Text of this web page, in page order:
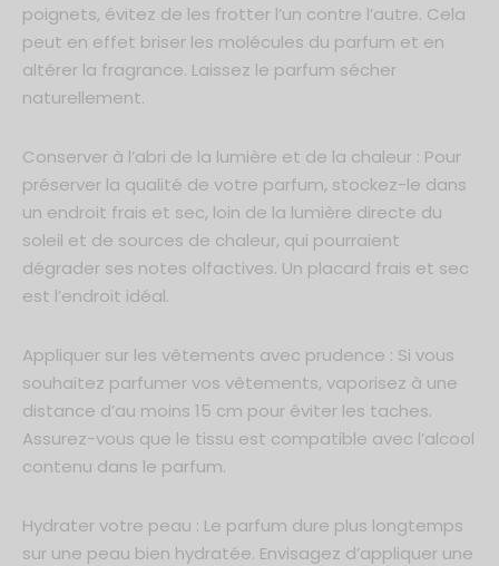
poignets, évitez de les frotter l’un contre l’autre. Cela
peut en effet briser les molécules du parfum et en
altérer la fragrance. Laissez le parfum sécher
naturellement.
Conserver à l’abri de la lumière et de la chaleur : Pour
préserver la qualité de votre parfum, stockez-le dans
un endroit frais et sec, loin de la lumière directe du
soleil et de sources de chaleur, qui pourraient
dégrader ses notes olfactives. Un placard frais et sec
est l’endroit idéal.
Appliquer sur les vêtements avec prudence : Si vous
souhaitez parfumer vos vêtements, vaporisez à une
distance d’au moins 15 cm pour éviter les taches.
Assurez-vous que le tissu est compatible avec l’alcool
contenu dans le parfum.
Hydrater votre peau : Le parfum dure plus longtemps
sur une peau bien hydratée. Envisagez d’appliquer une